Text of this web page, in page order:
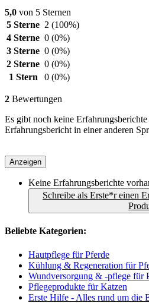
5,0 von 5 Sternen
5 Sterne 2 (100%)
4 Sterne 0 (0%)
3 Sterne 0 (0%)
2 Sterne 0 (0%)
1 Stern
0 (0%)
2 Bewertungen
Es gibt noch keine Erfahrungsberichte
Erfahrungsbericht in einer anderen
Anzeigen
Keine Erfahrungsberichte
Schreibe als Erste*r einen
Beliebte Kategorien:
Hautpflege für Pferde
Kühlung & Regeneration für
Wundversorgung & -pflege für
Pflegeprodukte für Katzen
Erste Hilfe - Alles rund um die